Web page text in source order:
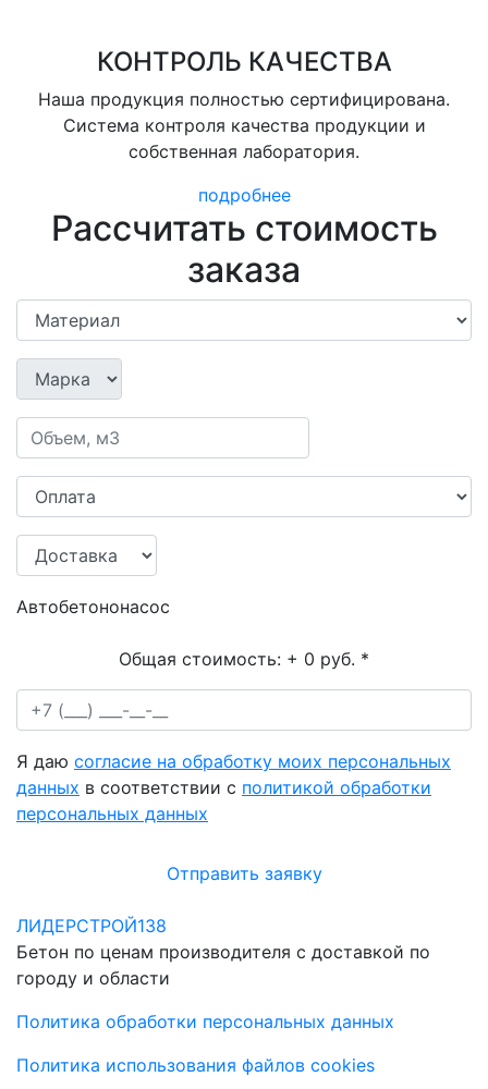
КОНТРОЛЬ КАЧЕСТВА
Наша продукция полностью сертифицирована.
Система контроля качества продукции и
собственная лаборатория.
подробнее
Рассчитать стоимость
заказа
Автобетононасос
Общая стоимость: + 0 руб. *
Я даю согласие на обработку моих персональных
данных в соответствии с политикой обработки
персональных данных
Отправить заявку
ЛИДЕРСТРОЙ138
Бетон по ценам производителя с доставкой по
городу и области
Политика обработки персональных данных
Политика использования файлов cookies